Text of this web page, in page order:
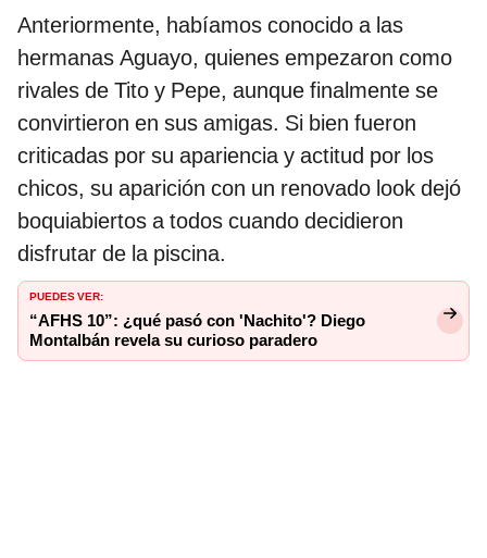
Anteriormente, habíamos conocido a las
hermanas Aguayo, quienes empezaron como
rivales de Tito y Pepe, aunque finalmente se
convirtieron en sus amigas. Si bien fueron
criticadas por su apariencia y actitud por los
chicos, su aparición con un renovado look dejó
boquiabiertos a todos cuando decidieron
disfrutar de la piscina.
PUEDES VER:
“AFHS 10”: ¿qué pasó con 'Nachito'? Diego
Montalbán revela su curioso paradero